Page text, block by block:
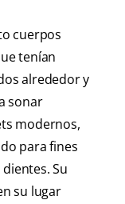
cuerpos
tenían
alrededor y
sonar
modernos,
para fines
Su
su lugar